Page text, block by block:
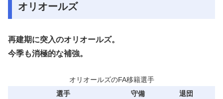
オリオールズ
再建期に突入のオリオールズ。
今季も消極的な補強。
オリオールズのFA移籍選手
選手
守備
退団